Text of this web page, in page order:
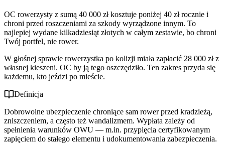
OC rowerzysty z sumą 40 000 zł kosztuje poniżej 40 zł rocznie i
chroni przed roszczeniami za szkody wyrządzone innym. To
najlepiej wydane kilkadziesiąt złotych w całym zestawie, bo chroni
Twój portfel, nie rower.
W głośnej sprawie rowerzystka po kolizji miała zapłacić 28 000 zł z
własnej kieszeni. OC by ją tego oszczędziło. Ten zakres przyda się
każdemu, kto jeździ po mieście.
Definicja
Dobrowolne ubezpieczenie chroniące sam rower przed kradzieżą,
zniszczeniem, a często też wandalizmem. Wypłata zależy od
spełnienia warunków OWU — m.in. przypięcia certyfikowanym
zapięciem do stałego elementu i udokumentowania zabezpieczenia.